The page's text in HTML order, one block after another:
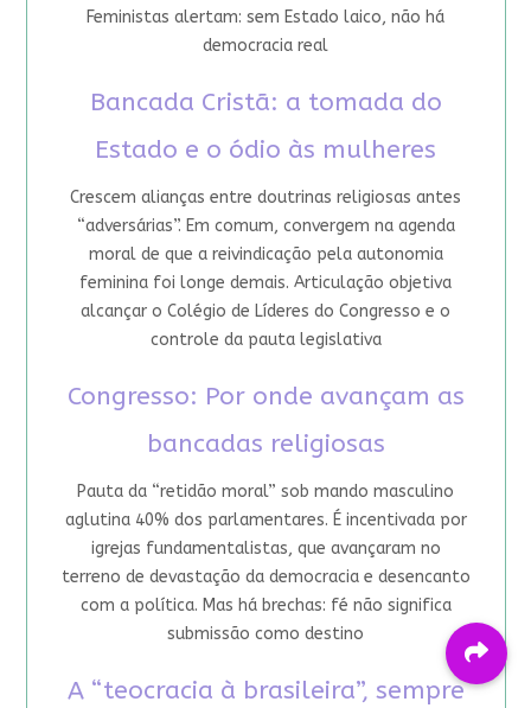
Feministas alertam: sem Estado laico, não há
democracia real
Bancada Cristã: a tomada do
Estado e o ódio às mulheres
Crescem alianças entre doutrinas religiosas antes
“adversárias”. Em comum, convergem na agenda
moral de que a reivindicação pela autonomia
feminina foi longe demais. Articulação objetiva
alcançar o Colégio de Líderes do Congresso e o
controle da pauta legislativa
Congresso: Por onde avançam as
bancadas religiosas
Pauta da “retidão moral” sob mando masculino
aglutina 40% dos parlamentares. É incentivada por
igrejas fundamentalistas, que avançaram no
terreno de devastação da democracia e desencanto
com a política. Mas há brechas: fé não significa
submissão como destino
A “teocracia à brasileira”, sempre